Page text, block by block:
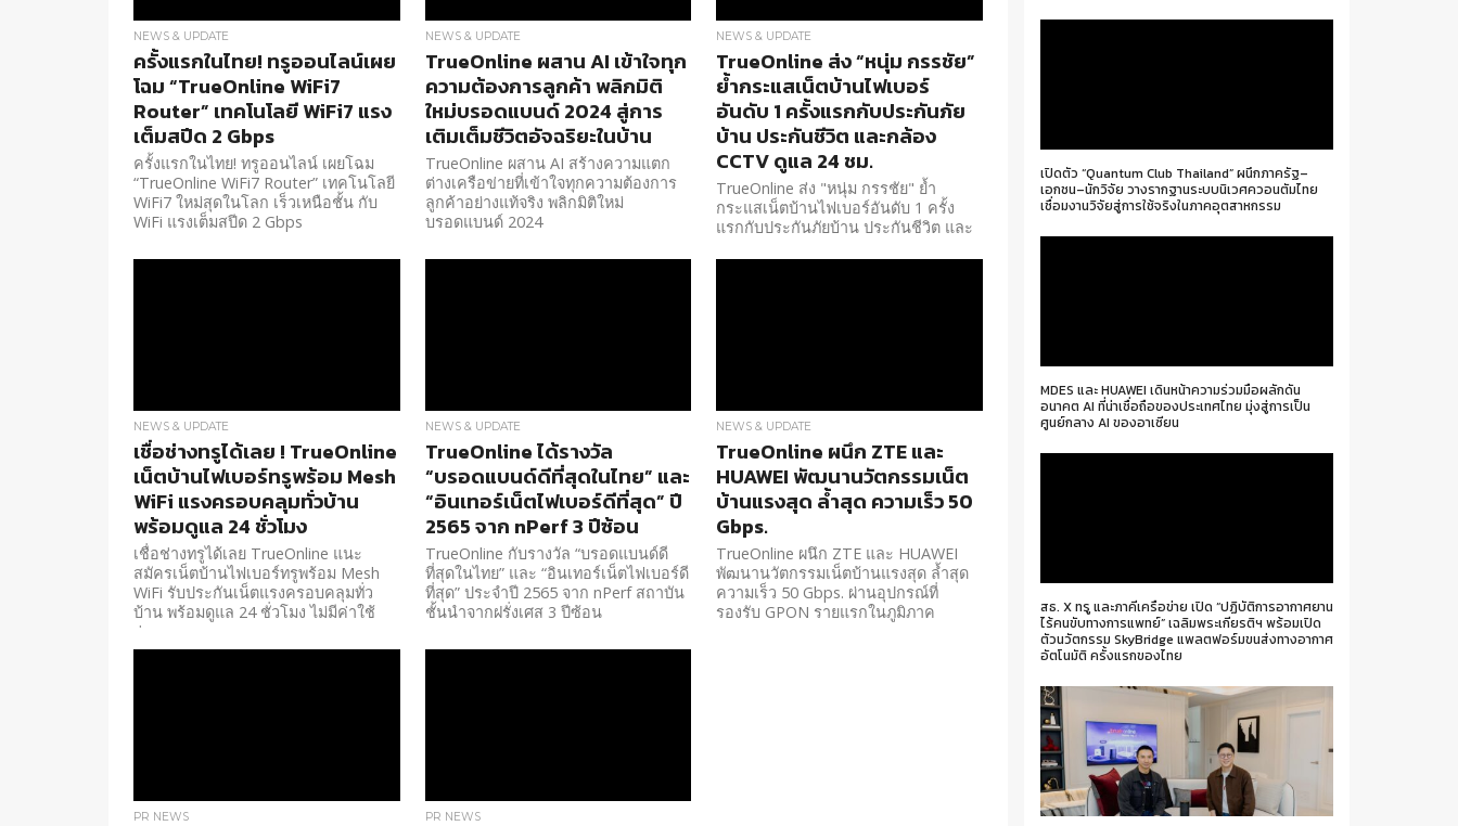
NEWS & UPDATE
ครั้งแรกในไทย! ทรูออนไลน์เผย
โฉม “TrueOnline WiFi7
Router” เทคโนโลยี WiFi7 แรง
เต็มสปีด 2 Gbps
ครั้งแรกในไทย! ทรูออนไลน์ เผยโฉม
“TrueOnline WiFi7 Router” เทคโนโลยี
WiFi7 ใหม่สุดในโลก เร็วเหนือชั้น กับ
WiFi แรงเต็มสปีด 2 Gbps
NEWS & UPDATE
TrueOnline ผสาน AI เข้าใจทุก
ความต้องการลูกค้า พลิกมิติ
ใหม่บรอดแบนด์ 2024 สู่การ
เติมเต็มชีวิตอัจฉริยะในบ้าน
TrueOnline ผสาน AI สร้างความแตก
ต่างเครือข่ายที่เข้าใจทุกความต้องการ
ลูกค้าอย่างแท้จริง พลิกมิติใหม่
บรอดแบนด์ 2024
NEWS & UPDATE
TrueOnline ส่ง “หนุ่ม กรรชัย”
ย้ำกระแสเน็ตบ้านไฟเบอร์
อันดับ 1 ครั้งแรกกับประกันภัย
บ้าน ประกันชีวิต และกล้อง
CCTV ดูแล 24 ชม.
TrueOnline ส่ง "หนุ่ม กรรชัย" ย้ำ
กระแสเน็ตบ้านไฟเบอร์อันดับ 1 ครั้ง
แรกกับประกันภัยบ้าน ประกันชีวิต และ
NEWS & UPDATE
เชื่อช่างทรูได้เลย ! TrueOnline
เน็ตบ้านไฟเบอร์ทรูพร้อม Mesh
WiFi แรงครอบคลุมทั่วบ้าน
พร้อมดูแล 24 ชั่วโมง
เชื่อช่างทรูได้เลย TrueOnline แนะ
สมัครเน็ตบ้านไฟเบอร์ทรูพร้อม Mesh
WiFi รับประกันเน็ตแรงครอบคลุมทั่ว
บ้าน พร้อมดูแล 24 ชั่วโมง ไม่มีค่าใช้
จ่าย
NEWS & UPDATE
TrueOnline ได้รางวัล
“บรอดแบนด์ดีที่สุดในไทย” และ
“อินเทอร์เน็ตไฟเบอร์ดีที่สุด” ปี
2565 จาก nPerf 3 ปีซ้อน
TrueOnline กับรางวัล “บรอดแบนด์ดี
ที่สุดในไทย” และ “อินเทอร์เน็ตไฟเบอร์ดี
ที่สุด” ประจำปี 2565 จาก nPerf สถาบัน
ชั้นนำจากฝรั่งเศส 3 ปีซ้อน
NEWS & UPDATE
TrueOnline ผนึก ZTE และ
HUAWEI พัฒนานวัตกรรมเน็ต
บ้านแรงสุด ล้ำสุด ความเร็ว 50
Gbps.
TrueOnline ผนึก ZTE และ HUAWEI
พัฒนานวัตกรรมเน็ตบ้านแรงสุด ล้ำสุด
ความเร็ว 50 Gbps. ผ่านอุปกรณ์ที่
รองรับ GPON รายแรกในภูมิภาค
PR NEWS PR NEWS
เปิดตัว “Quantum Club Thailand” ผนึกภาครัฐ–
เอกชน–นักวิจัย วางรากฐานระบบนิเวศควอนตัมไทย
เชื่อมงานวิจัยสู่การใช้จริงในภาคอุตสาหกรรม
MDES และ HUAWEI เดินหน้าความร่วมมือผลักดัน
อนาคต AI ที่น่าเชื่อถือของประเทศไทย มุ่งสู่การเป็น
ศูนย์กลาง AI ของอาเซียน
สธ. X ทรู และภาคีเครือข่าย เปิด “ปฏิบัติการอากาศยาน
ไร้คนขับทางการแพทย์” เฉลิมพระเกียรติฯ พร้อมเปิด
ตัวนวัตกรรม SkyBridge แพลตฟอร์มขนส่งทางอากาศ
อัตโนมัติ ครั้งแรกของไทย